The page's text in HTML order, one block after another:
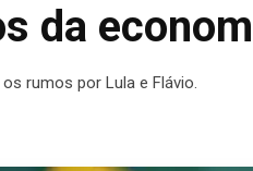
da
rumos por Lula e Flávio.